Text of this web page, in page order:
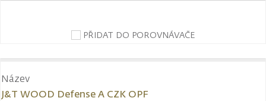
PŘIDAT DO POROVNÁVAČE
Název
J&T WOOD Defense A CZK OPF